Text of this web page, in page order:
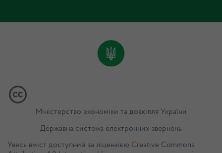
Міністерство економіки та довкілля України
Державна система електронних звернень
Увесь вміст доступний за ліцензією Creative Commons